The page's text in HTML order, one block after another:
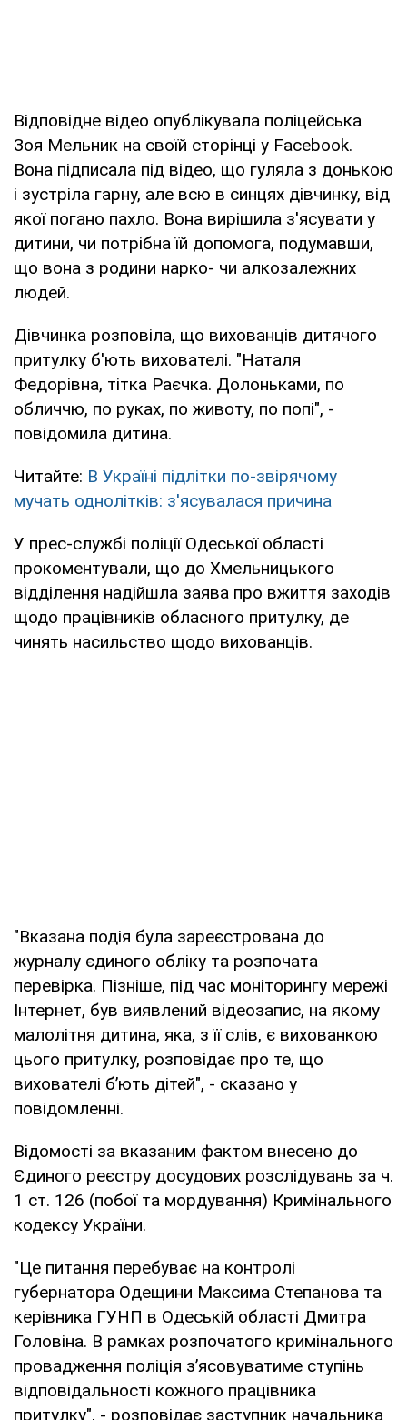
Відповідне відео опублікувала поліцейська
Зоя Мельник на своїй сторінці у Facebook.
Вона підписала під відео, що гуляла з донькою
і зустріла гарну, але всю в синцях дівчинку, від
якої погано пахло. Вона вирішила з'ясувати у
дитини, чи потрібна їй допомога, подумавши,
що вона з родини нарко- чи алкозалежних
людей.
Дівчинка розповіла, що вихованців дитячого
притулку б'ють вихователі. "Наталя
Федорівна, тітка Раєчка. Долоньками, по
обличчю, по руках, по животу, по попі", -
повідомила дитина.
Читайте: В Україні підлітки по-звірячому
мучать однолітків: з'ясувалася причина
У прес-службі поліції Одеської області
прокоментували, що до Хмельницького
відділення надійшла заява про вжиття заходів
щодо працівників обласного притулку, де
чинять насильство щодо вихованців.
"Вказана подія була зареєстрована до
журналу єдиного обліку та розпочата
перевірка. Пізніше, під час моніторингу мережі
Інтернет, був виявлений відеозапис, на якому
малолітня дитина, яка, з її слів, є вихованкою
цього притулку, розповідає про те, що
вихователі б’ють дітей", - сказано у
повідомленні.
Відомості за вказаним фактом внесено до
Єдиного реєстру досудових розслідувань за ч.
1 ст. 126 (побої та мордування) Кримінального
кодексу України.
"Це питання перебуває на контролі
губернатора Одещини Максима Степанова та
керівника ГУНП в Одеській області Дмитра
Головіна. В рамках розпочатого кримінального
провадження поліція з’ясовуватиме ступінь
відповідальності кожного працівника
притулку", - розповідає заступник начальника